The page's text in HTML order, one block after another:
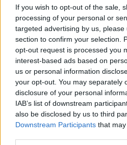
If you wish to opt-out of the sale,
processing of your personal or
targeted advertising by us,
section to confirm your selection.
opt-out request is processed you
interest-based ads based on
us or personal information
your opt-out. You may separately
disclosure of your personal
IAB’s list of downstream
also be disclosed by us to third
Downstream Participants that
Είσοδος για το κοινό
Πολυκράτη 6 (κάθετος
την είσοδο της Πειραιώς
ανοίγουν στις 20:00.
Αγορά εισιτηρίων:
more.com
ΚΕΝΤΡΙΚΑ ΕΚΔΟΤΗΡΙΑ